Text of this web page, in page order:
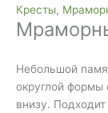
Кресты,
Небольшой
округлой формы
внизу.